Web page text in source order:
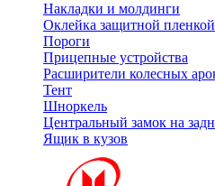
Накладки и молдинги
Оклейка защитной пленкой
Пороги
Прицепные устройства
Расширители колесных
Тент
Шноркель
Центральный замок на
Ящик в кузов